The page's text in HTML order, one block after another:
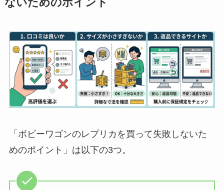
ないためのポイント
「ボビーワゴンのレプリカを買って失敗しないた
めのポイント」は以下の3つ。